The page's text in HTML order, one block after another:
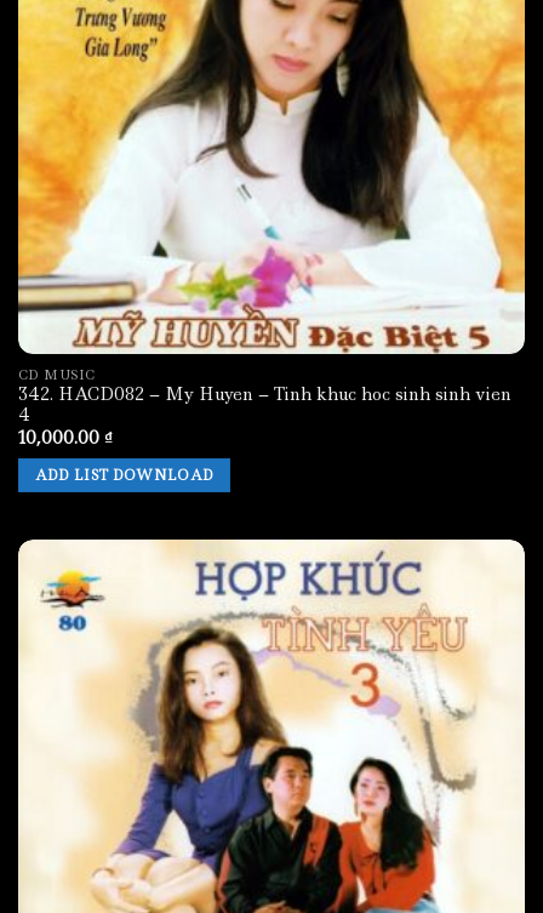
CD MUSIC
342. HACD082 – My Huyen – Tinh khuc hoc sinh sinh vien
4
10,000.00 ₫
ADD LIST DOWNLOAD